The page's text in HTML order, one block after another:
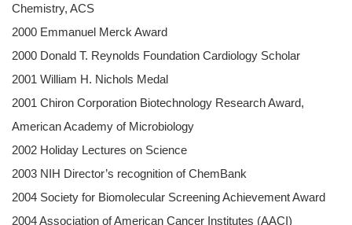
Chemistry, ACS
2000 Emmanuel Merck Award
2000 Donald T. Reynolds Foundation Cardiology Scholar
2001 William H. Nichols Medal
2001 Chiron Corporation Biotechnology Research Award,
American Academy of Microbiology
2002 Holiday Lectures on Science
2003 NIH Director’s recognition of ChemBank
2004 Society for Biomolecular Screening Achievement Award
2004 Association of American Cancer Institutes (AACI)